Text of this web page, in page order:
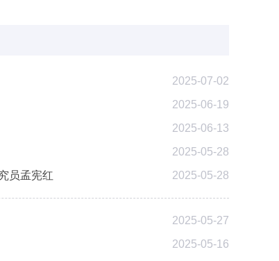
2025-07-02
2025-06-19
2025-06-13
2025-05-28
员孟宪红
2025-05-28
2025-05-27
2025-05-16